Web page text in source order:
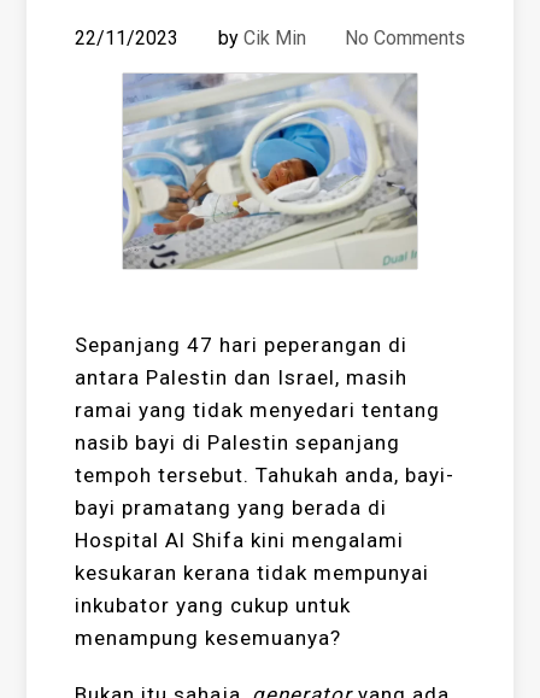
22/11/2023 by Cik Min No Comments
Sepanjang 47 hari peperangan di
antara Palestin dan Israel, masih
ramai yang tidak menyedari tentang
nasib bayi di Palestin sepanjang
tempoh tersebut. Tahukah anda, bayi-
bayi pramatang yang berada di
Hospital Al Shifa kini mengalami
kesukaran kerana tidak mempunyai
inkubator yang cukup untuk
menampung kesemuanya?